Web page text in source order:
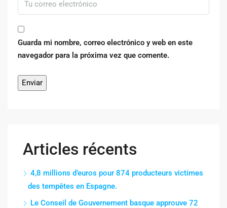
Guarda mi nombre, correo electrónico y web en este
navegador para la próxima vez que comente.
Articles récents
4,8 millions d’euros pour 874 producteurs victimes
des tempêtes en Espagne.
Le Conseil de Gouvernement basque approuve 72